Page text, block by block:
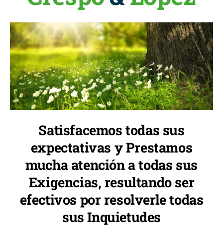
Satisfacemos todas sus
expectativas y Prestamos
mucha atención a todas sus
Exigencias, resultando ser
efectivos por resolverle todas
sus Inquietudes